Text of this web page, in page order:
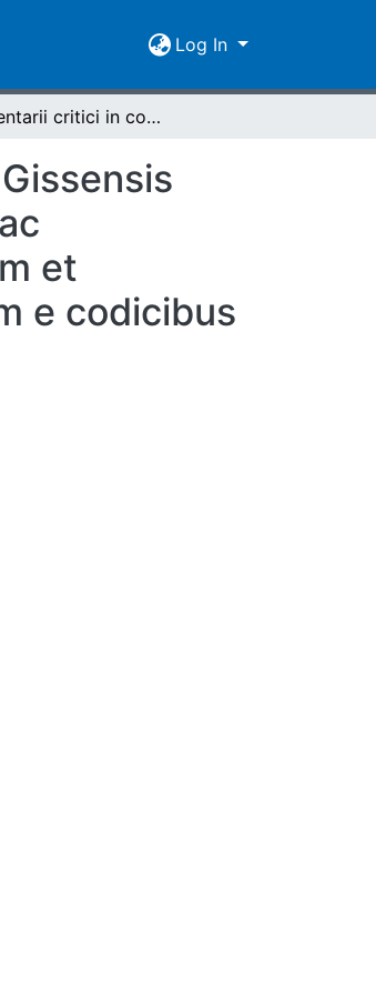
Log In
Commentarii critici in codices Bibliothecae academicae Gissensis Graecos et Latinos philologicos et medii aevi historicos ac geographicos : cum appendice critica variarum lectionum et quorundam carminum Latinorum medii aevi nunc primum e codicibus editorum
et
e codicibus